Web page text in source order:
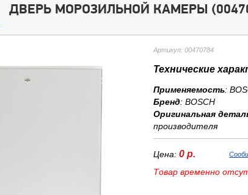
ДВЕРЬ МОРОЗИЛЬНОЙ КАМЕРЫ
Артикул: 00470784
Технические
Применяемость:
Бренд: BOSCH
Оригинальная
производителя
Цена: 0 р.
Товар временно